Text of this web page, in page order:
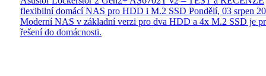
flexibilní domácí NAS pro HDD i M.2 SSD Pondělí, 03 srpen
Moderní NAS v základní verzi pro dva HDD a 4x M.2 SSD je
řešení do domácnosti.